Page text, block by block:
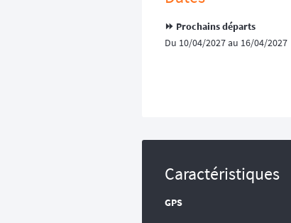
⏩️ Prochains départs
Du 10/04/2027 au 16/04/2027
Caractéristiques
GPS